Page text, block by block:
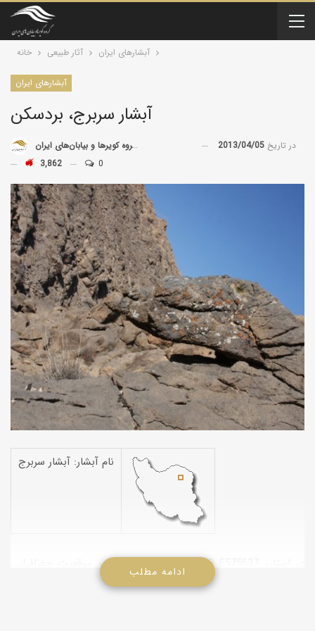
خانه آثار طبیعی آبشارهای ایران
آبشارهای ایران
آبشار سربرج، بردسکن
توسط گروه کویرها و بیابان‌های ایران در تاریخ 2013/04/05
3,862
0
نام آبشار: آبشار سربرج
آبشار سربرج در موقعیت جغرافیایی N352339 E575637 در استان
خراسان رضوی واقع است. این آبشار در 13 کیلومتری شمال شهرستان
بردسکن در حاشیه شمالی روستای سربرج واقع شده است. آبشار به
ادامه مطلب